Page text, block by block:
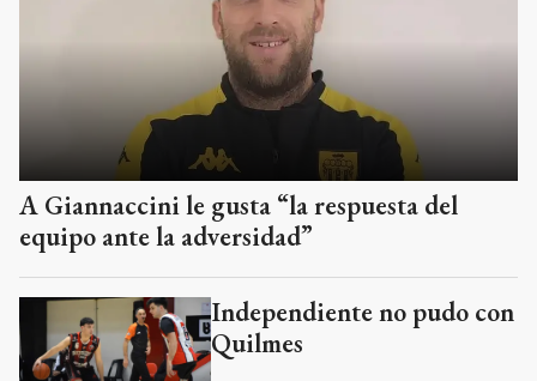
A Giannaccini le gusta “la respuesta del
equipo ante la adversidad”
Independiente no pudo con
Quilmes